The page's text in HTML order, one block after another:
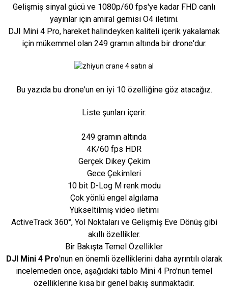
Gelişmiş sinyal gücü ve 1080p/60 fps'ye kadar FHD canlı
yayınlar için amiral gemisi O4 iletimi.
DJI Mini 4 Pro, hareket halindeyken kaliteli içerik yakalamak
için mükemmel olan 249 gramın altında bir drone'dur.
Bu yazıda bu drone'un en iyi 10 özelliğine göz atacağız.
Liste şunları içerir:
249 gramın altında
4K/60 fps HDR
Gerçek Dikey Çekim
Gece Çekimleri
10 bit D-Log M renk modu
Çok yönlü engel algılama
Yükseltilmiş video iletimi
ActiveTrack 360°, Yol Noktaları ve Gelişmiş Eve Dönüş gibi
akıllı özellikler.
Bir Bakışta Temel Özellikler
DJI Mini 4 Pro'nun en önemli özelliklerini daha ayrıntılı olarak
incelemeden önce, aşağıdaki tablo Mini 4 Pro'nun temel
özelliklerine kısa bir genel bakış sunmaktadır.